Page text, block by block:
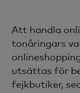
Att handla
tonåringars
utsättas för
fejkbutiker,